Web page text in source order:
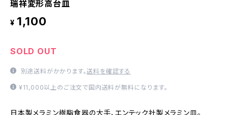
瑞祥変形高台皿
¥ 1,100
SOLD OUT
別途送料がかかります。送料を確認する
¥11,000以上のご注文で国内送料が無料になります。
日本製メラミン樹脂食器の大手、エンテック社製メラミン皿。